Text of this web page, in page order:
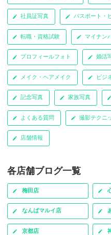
社員証写真 パスポート・
転職・資格試験 マイナン
プロフィールフォト 婚活
メイク・ヘアメイク ビジ
記念写真 家族写真
よくある質問 撮影テクニ
店舗情報
各店舗ブログ一覧
梅田店
なんばマルイ店
京都店